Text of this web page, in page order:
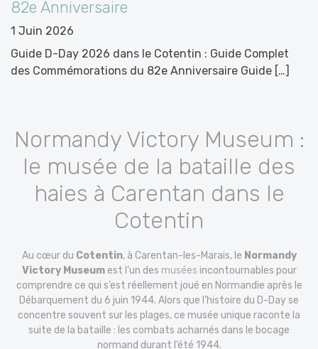
82e Anniversaire
1 Juin 2026
Guide D-Day 2026 dans le Cotentin : Guide Complet
des Commémorations du 82e Anniversaire Guide […]
Normandy Victory Museum :
le musée de la bataille des
haies à Carentan dans le
Cotentin
Au cœur du Cotentin, à Carentan-les-Marais, le Normandy
Victory Museumest l’un des musées incontournables pour
comprendre ce qui s’est réellement joué en Normandie après le
Débarquement du 6 juin 1944. Alors que l’histoire du D-Day se
concentre souvent sur les plages, ce musée unique raconte la
suite de la bataille : les combats acharnés dans le bocage
normand durant l’été 1944.